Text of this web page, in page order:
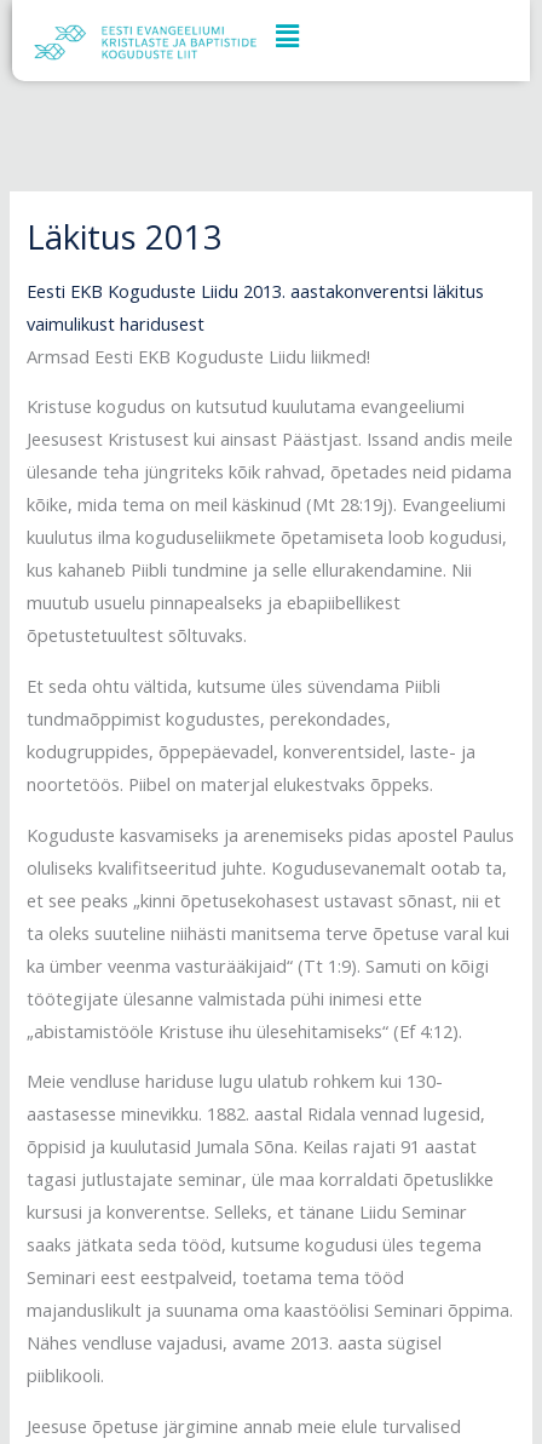
content
Läkitus 2013
Eesti EKB Koguduste Liidu 2013. aastakonverentsi läkitus
vaimulikust haridusest
Armsad Eesti EKB Koguduste Liidu liikmed!
Kristuse kogudus on kutsutud kuulutama evangeeliumi
Jeesusest Kristusest kui ainsast Päästjast. Issand andis meile
ülesande teha jüngriteks kõik rahvad, õpetades neid pidama
kõike, mida tema on meil käskinud (Mt 28:19j). Evangeeliumi
kuulutus ilma koguduseliikmete õpetamiseta loob kogudusi,
kus kahaneb Piibli tundmine ja selle ellurakendamine. Nii
muutub usuelu pinnapealseks ja ebapiibellikest
õpetustetuultest sõltuvaks.
Et seda ohtu vältida, kutsume üles süvendama Piibli
tundmaõppimist kogudustes, perekondades,
kodugruppides, õppepäevadel, konverentsidel, laste- ja
noortetöös. Piibel on materjal elukestvaks õppeks.
Koguduste kasvamiseks ja arenemiseks pidas apostel Paulus
oluliseks kvalifitseeritud juhte. Kogudusevanemalt ootab ta,
et see peaks „kinni õpetusekohasest ustavast sõnast, nii et
ta oleks suuteline niihästi manitsema terve õpetuse varal kui
ka ümber veenma vasturääkijaid“ (Tt 1:9). Samuti on kõigi
töötegijate ülesanne valmistada pühi inimesi ette
„abistamistööle Kristuse ihu ülesehitamiseks“ (Ef 4:12).
Meie vendluse hariduse lugu ulatub rohkem kui 130-
aastasesse minevikku. 1882. aastal Ridala vennad lugesid,
õppisid ja kuulutasid Jumala Sõna. Keilas rajati 91 aastat
tagasi jutlustajate seminar, üle maa korraldati õpetuslikke
kursusi ja konverentse. Selleks, et tänane Liidu Seminar
saaks jätkata seda tööd, kutsume kogudusi üles tegema
Seminari eest eestpalveid, toetama tema tööd
majanduslikult ja suunama oma kaastöölisi Seminari õppima.
Nähes vendluse vajadusi, avame 2013. aasta sügisel
piiblikooli.
Jeesuse õpetuse järgimine annab meie elule turvalised